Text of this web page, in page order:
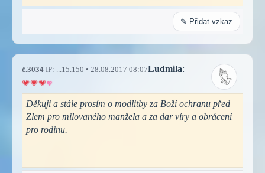
✎ Přidat vzkaz
č.3034 IP: ...15.150 • 28.08.2017 08:07Ludmila:
Děkuji a stále prosím o modlitby za Boží ochranu před
Zlem pro milovaného manžela a za dar víry a obrácení
pro rodinu.